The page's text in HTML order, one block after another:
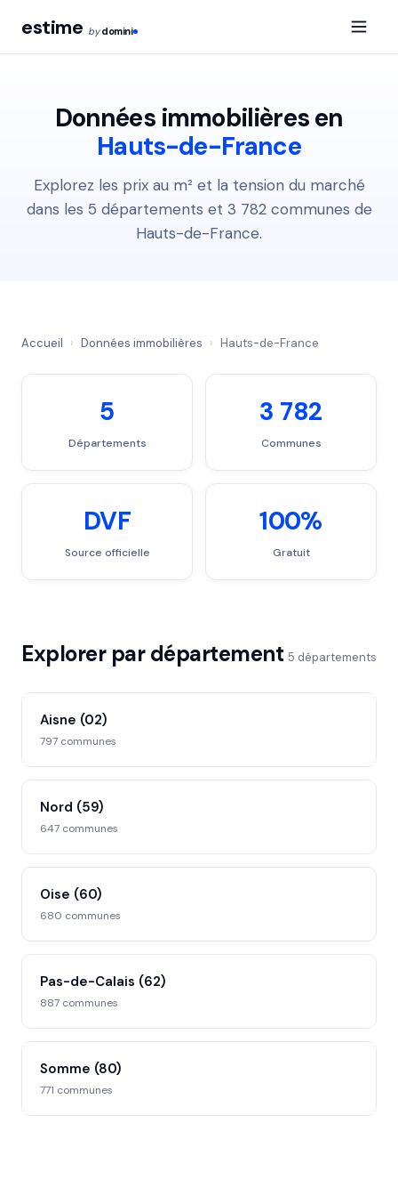
estime bydomini
Données immobilières en
Hauts-de-France
Explorez les prix au m² et la tension du marché
dans les 5 départements et 3 782 communes de
Hauts-de-France.
Accueil › Données immobilières › Hauts-de-France
5
Départements
3 782
Communes
DVF
Source officielle
100%
Gratuit
Explorer par département 5 départements
Aisne (02)
797 communes
Nord (59)
647 communes
Oise (60)
680 communes
Pas-de-Calais (62)
887 communes
Somme (80)
771 communes